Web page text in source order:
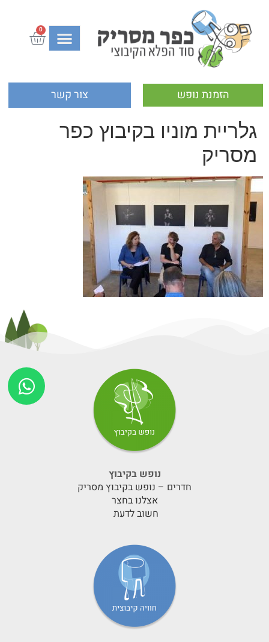
0
הזמנת נופש צור קשר
גלריית מוניו בקיבוץ כפר
מסריק
נופש בקיבוץ
חדרים – נופש בקיבוץ מסריק
אצלנו בחצר
חשוב לדעת